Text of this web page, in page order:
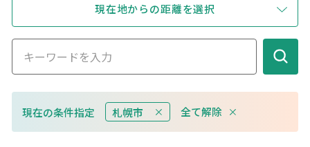
このサイトについて 観光資料
現在地からの距離を選択
現在の条件指定 札幌市 全て解除